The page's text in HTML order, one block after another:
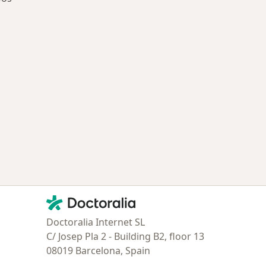
Contacto
Doctoralia - Página de inicio
Doctoralia Internet SL
C/ Josep Pla 2 - Building B2, floor 13
08019 Barcelona, Spain